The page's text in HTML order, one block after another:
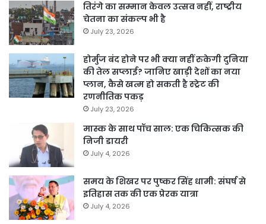
तिरंगे का सम्मान केवल उत्सव नहीं, राष्ट्रीय
चेतना का संकल्प भी है
July 23, 2026
होर्मुज बंद होने पर भी क्या नहीं रुकेगी दुनिया
की तेल सप्लाई? जानिए खाड़ी देशों का नया
प्लान, कैसे खत्म हो सकती है स्ट्रेट की
रणनीतिक पकड़
July 23, 2026
मास्क के साथ पॉच साल: एक चिकित्सक की
निजी डायरी
July 4, 2026
समय के शिखर पर पुष्कर सिंह धामी: संघर्ष से
इतिहास तक की एक प्रेरक यात्रा
July 4, 2026